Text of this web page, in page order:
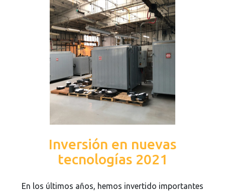
Inversión en nuevas
tecnologías 2021
En los últimos años, hemos invertido importantes